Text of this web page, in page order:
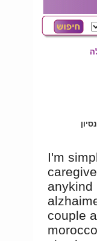
I'm
anykind
couple